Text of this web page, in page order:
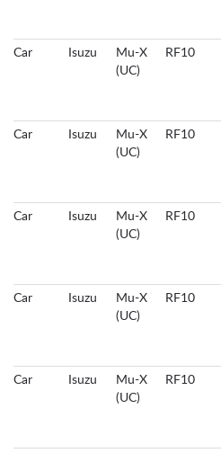
Car Isuzu
Mu-X
(UC)
RF10
Car Isuzu
Mu-X
(UC)
RF10
Car Isuzu
Mu-X
(UC)
RF10
Car Isuzu
Mu-X
(UC)
RF10
Car Isuzu
Mu-X
(UC)
RF10